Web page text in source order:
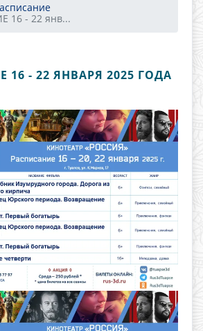
16 - 22 янв...
16 - 22 ЯНВАРЯ 2025 ГОДА